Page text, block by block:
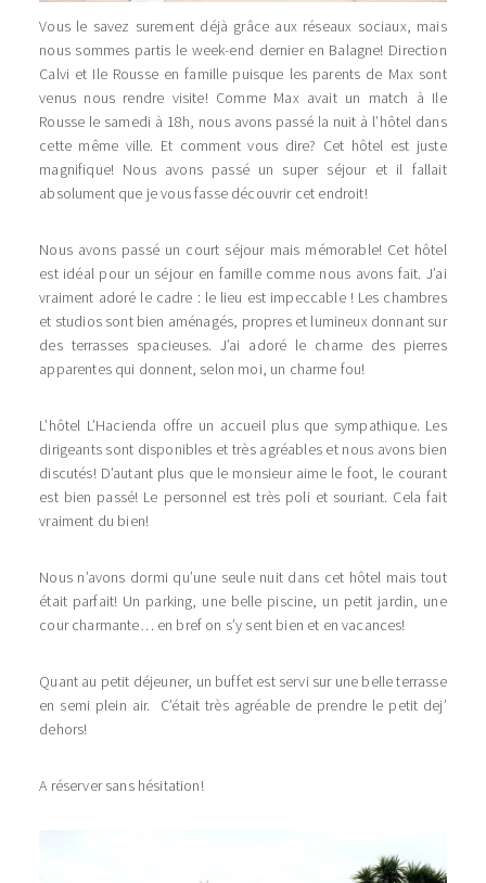
Vous le savez surement déjà grâce aux réseaux sociaux, mais
nous sommes partis le week-end dernier en Balagne! Direction
Calvi et Ile Rousse en famille puisque les parents de Max sont
venus nous rendre visite! Comme Max avait un match à Ile
Rousse le samedi à 18h, nous avons passé la nuit à l’hôtel dans
cette même ville. Et comment vous dire? Cet hôtel est juste
magnifique! Nous avons passé un super séjour et il fallait
absolument que je vous fasse découvrir cet endroit!
Nous avons passé un court séjour mais mémorable! Cet hôtel
est idéal pour un séjour en famille comme nous avons fait. J’ai
vraiment adoré le cadre : le lieu est impeccable ! Les chambres
et studios sont bien aménagés, propres et lumineux donnant sur
des terrasses spacieuses. J’ai adoré le charme des pierres
apparentes qui donnent, selon moi, un charme fou!
L’hôtel L’Hacienda offre un accueil plus que sympathique. Les
dirigeants sont disponibles et très agréables et nous avons bien
discutés! D’autant plus que le monsieur aime le foot, le courant
est bien passé! Le personnel est très poli et souriant. Cela fait
vraiment du bien!
Nous n’avons dormi qu’une seule nuit dans cet hôtel mais tout
était parfait! Un parking, une belle piscine, un petit jardin, une
cour charmante… en bref on s’y sent bien et en vacances!
Quant au petit déjeuner, un buffet est servi sur une belle terrasse
en semi plein air. C’était très agréable de prendre le petit dej’
dehors!
A réserver sans hésitation!